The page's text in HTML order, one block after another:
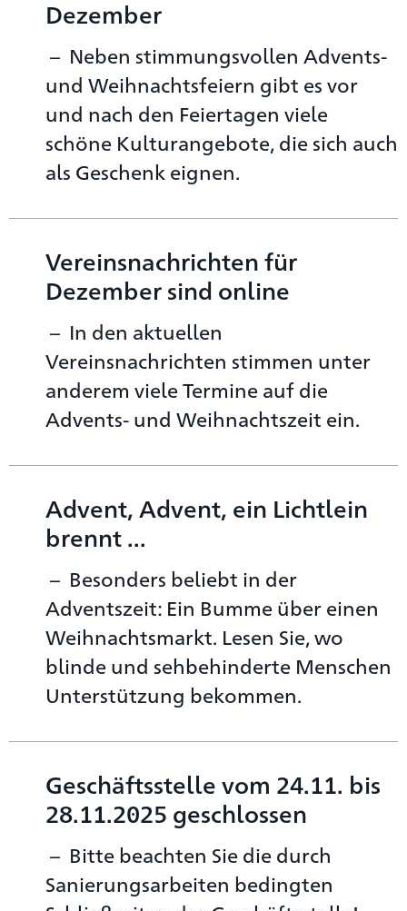
Dezember
Neben stimmungsvollen Advents-
und Weihnachtsfeiern gibt es vor
und nach den Feiertagen viele
schöne Kulturangebote, die sich auch
als Geschenk eignen.
Vereinsnachrichten für
Dezember sind online
In den aktuellen
Vereinsnachrichten stimmen unter
anderem viele Termine auf die
Advents- und Weihnachtszeit ein.
Advent, Advent, ein Lichtlein
brennt ...
Besonders beliebt in der
Adventszeit: Ein Bumme über einen
Weihnachtsmarkt. Lesen Sie, wo
blinde und sehbehinderte Menschen
Unterstützung bekommen.
Geschäftsstelle vom 24.11. bis
28.11.2025 geschlossen
Bitte beachten Sie die durch
Sanierungsarbeiten bedingten